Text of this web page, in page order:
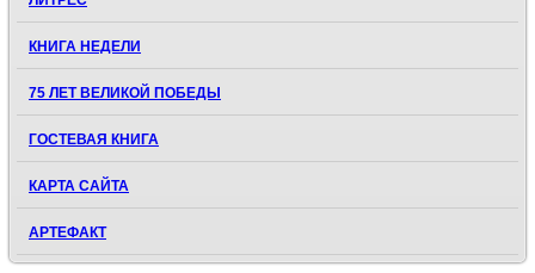
КНИГА НЕДЕЛИ
75 ЛЕТ ВЕЛИКОЙ ПОБЕДЫ
ГОСТЕВАЯ КНИГА
КАРТА САЙТА
АРТЕФАКТ